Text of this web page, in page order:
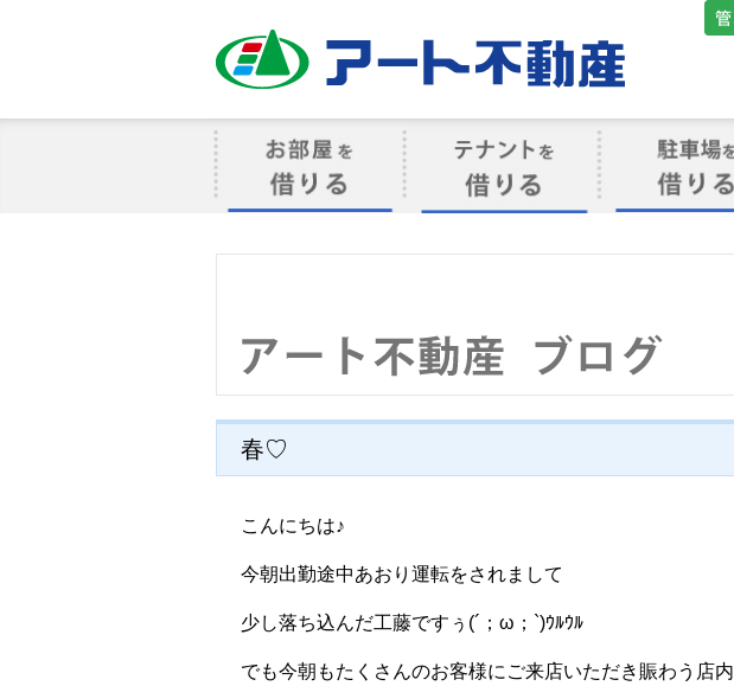
アート不動産
春♡
こんにちは♪
今朝出勤途中あおり運転をされまして
少し落ち込んだ工藤ですぅ(´；ω；`)ｳﾙｳﾙ
でも今朝もたくさんのお客様にご来店いただき賑わう店内